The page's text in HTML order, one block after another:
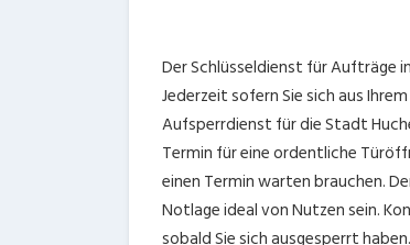
Der Schlüsseldienst für Aufträge
Jederzeit sofern Sie sich aus
Aufsperrdienst für die Stadt
Termin für eine ordentliche
einen Termin warten brauchen.
Notlage ideal von Nutzen sein.
sobald Sie sich ausgesperrt